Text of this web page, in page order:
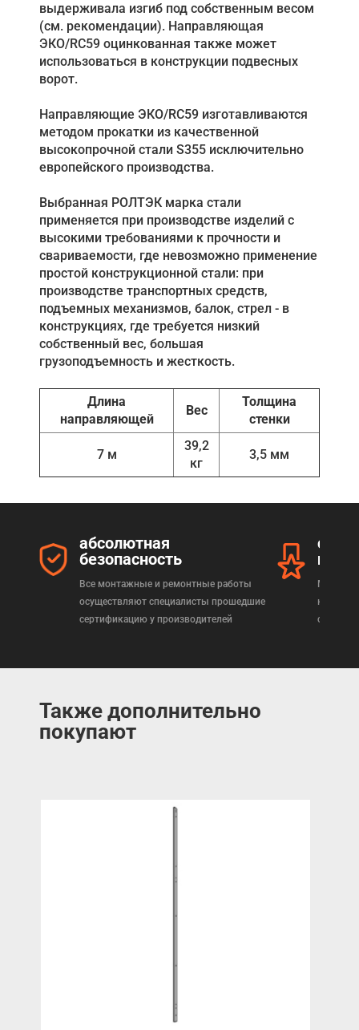
выдерживала изгиб под собственным весом
(см. рекомендации). Направляющая
ЭКО/RC59 оцинкованная также может
использоваться в конструкции подвесных
ворот.
Направляющие ЭКО/RC59 изготавливаются
методом прокатки из качественной
высокопрочной стали S355 исключительно
европейского производства.
Выбранная РОЛТЭК марка стали
применяется при производстве изделий с
высокими требованиями к прочности и
свариваемости, где невозможно применение
простой конструкционной стали: при
производстве транспортных средств,
подъемных механизмов, балок, стрел - в
конструкциях, где требуется низкий
собственный вес, большая
грузоподъемность и жесткость.
Длина
направляющей
Вес
Толщина
стенки
7 м
39,2
кг
3,5 мм
абсолютная
безопасность
Все монтажные и ремонтные работы
осуществляют специалисты прошедшие
сертификацию у производителей
Мы
Также дополнительно
покупают